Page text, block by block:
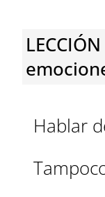
Hablar